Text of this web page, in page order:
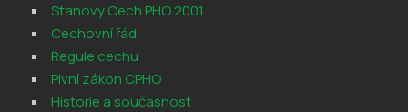
Stanovy Cech PHO 2001
Cechovní řád
Regule cechu
Pivní zákon CPHO
Historie a současnost